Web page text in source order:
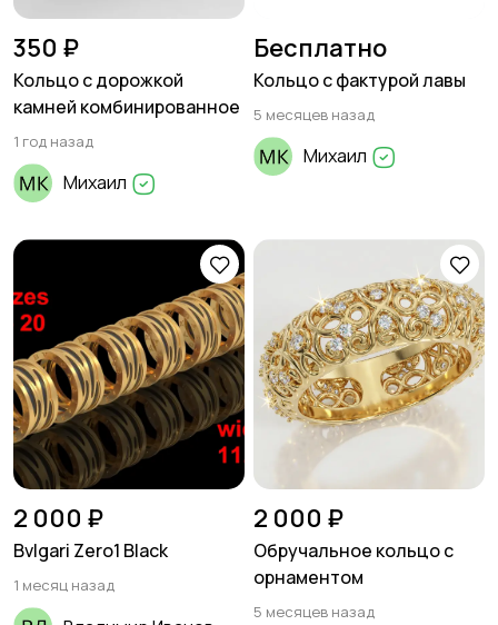
350 ₽
Кольцо с дорожкой
камней комбинированное
1 год назад
Михаил
Бесплатно
Кольцо с фактурой лавы
5 месяцев назад
Михаил
2 000 ₽
Bvlgari Zero1 Black
1 месяц назад
2 000 ₽
Обручальное кольцо с
орнаментом
5 месяцев назад